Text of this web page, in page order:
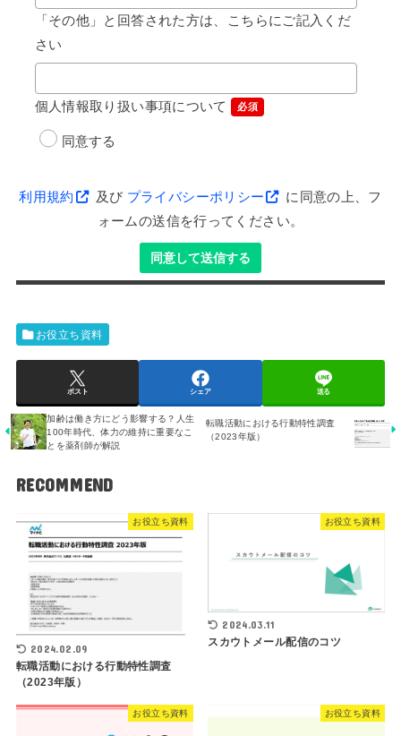
「その他」と回答された方は、こちらにご記入くだ
さい
個人情報取り扱い事項について 必須
同意する
利用規約 及び プライバシーポリシー
に同意の上、フ
ォームの送信を行ってください。
同意して送信する
お役立ち資料
ポスト シェア 送る
加齢は働き方にどう影響する？人生
100年時代、体力の維持に重要なこ
とを薬剤師が解説
転職活動における行動特性調査
（2023年版）
RECOMMEND
お役立ち資料
2024.02.09
転職活動における行動特性調査
（2023年版）
お役立ち資料
2024.03.11
スカウトメール配信のコツ
お役立ち資料 お役立ち資料